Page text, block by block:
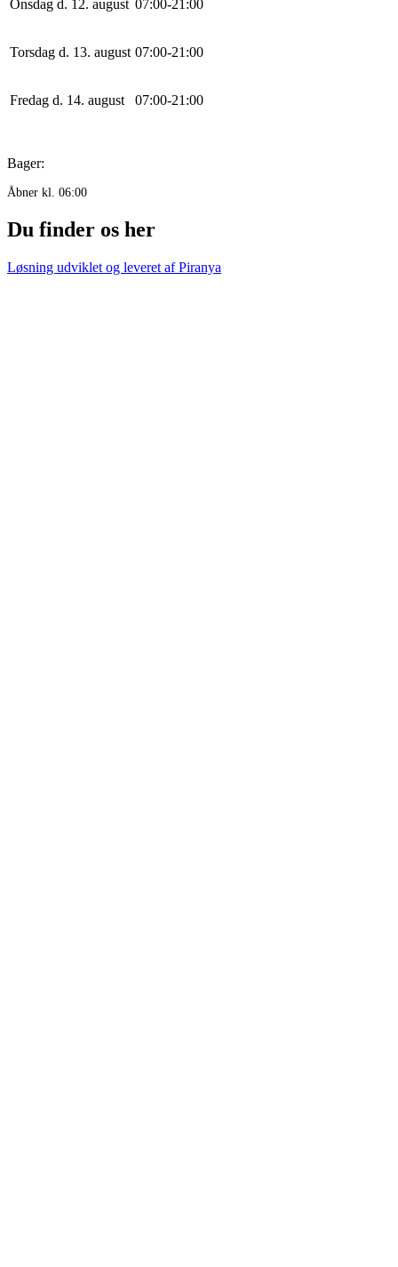
Onsdag d. 12. august 07:00-21:00
Torsdag d. 13. august 07:00-21:00
Fredag d. 14. august 07:00-21:00
Bager:
Åbner kl. 06:00
Du finder os her
Løsning udviklet og leveret afPiranya